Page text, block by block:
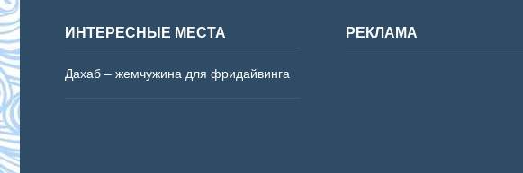
ИНТЕРЕСНЫЕ МЕСТА
Дахаб – жемчужина для фридайвинга
РЕКЛАМА